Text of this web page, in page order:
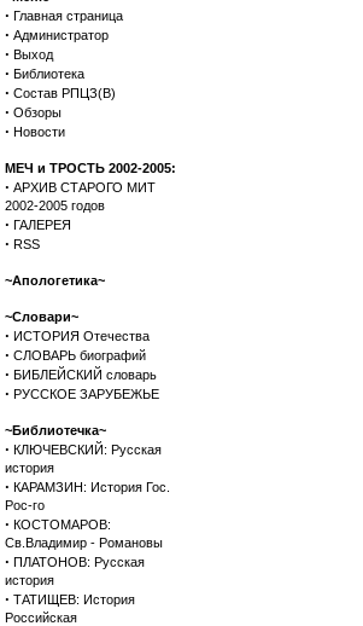
· Главная страница
· Администратор
· Выход
· Библиотека
· Состав РПЦЗ(В)
· Обзоры
· Новости
МЕЧ и ТРОСТЬ 2002-2005:
· АРХИВ СТАРОГО МИТ
2002-2005 годов
· ГАЛЕРЕЯ
· RSS
~Апологетика~
~Словари~
· ИСТОРИЯ Отечества
· СЛОВАРЬ биографий
· БИБЛЕЙСКИЙ словарь
· РУССКОЕ ЗАРУБЕЖЬЕ
~Библиотечка~
· КЛЮЧЕВСКИЙ: Русская
история
· КАРАМЗИН: История Гос.
Рос-го
· КОСТОМАРОВ:
Св.Владимир - Романовы
· ПЛАТОНОВ: Русская
история
· ТАТИЩЕВ: История
Российская